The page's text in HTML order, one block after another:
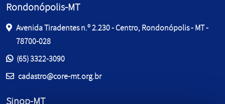
Rondonópolis-MT
Avenida Tiradentes n.º 2.230 - Centro, Rondonópolis - MT -
78700-028
Entre em contato pelos telefones:
(65) 3322-3090
E-mail:cadastro@core-mt.org.br
Sinop-MT